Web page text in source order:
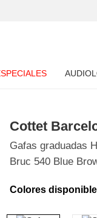
Cottet
Gafas graduadas
Bruc 540 Blue
Colores